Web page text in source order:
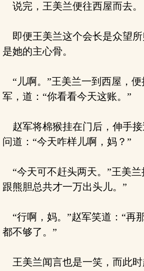
说完，王美兰便往西屋而去。
即便王美兰这个会长是众望
是她的主心骨。
“儿啊。”王美兰一到西屋，
军，道：“你看看今天这账。”
赵军将棉猴挂在门后，伸手
问道：“今天咋样儿啊，妈？”
“今天可不赶头两天。”王美兰
跟熊胆总共才一万出头儿。”
“行啊，妈。”赵军笑道：“再
都不够了。”
王美兰闻言也是一笑，而此